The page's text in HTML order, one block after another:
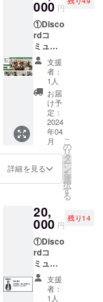
横約
2cm×縦
約8cm
来る“特
別会員
権”で
す。 具
体的に
は、 ・
特別会
員（ト
レ
ジャー
フット
アンバ
ダー）
の発行
・特別
Discord
（チャ
ット
ツー
ル）
ルーム
へのご
招待 ・
特別会
員限定
000 円
①Disco
rdコ
ミュニ
ティへ
の参加
②関東
で開催
される
リアル
イベン
トに参
加 の2
点を提
供しま
す。 メ
ンバー
顔を合
わせる
こと
で、よ
り深い
つなが
りと共
有体
験、意
支援
者：
1人
お届
け予
定：
2024
年04
月
詳細を見る
こ
の
リ
タ
ー
ン
を
選
択
す
る
20,
000 円
残り14
①Disco
rdコ
ミュニ
ティへ
の参加
②複業
支援
者：
1人